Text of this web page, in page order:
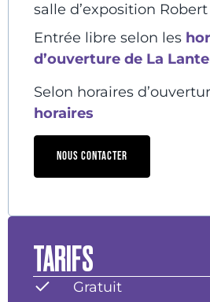
salle d’exposition
Entrée libre selon les
d’ouverture de La
Selon horaires
horaires
NOUS CONTACTER
TARIFS
Gratuit